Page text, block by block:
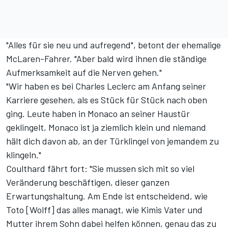
"Alles für sie neu und aufregend", betont der ehemalige
McLaren-Fahrer. "Aber bald wird ihnen die ständige
Aufmerksamkeit auf die Nerven gehen."
"Wir haben es bei Charles Leclerc am Anfang seiner
Karriere gesehen, als es Stück für Stück nach oben
ging. Leute haben in Monaco an seiner Haustür
geklingelt, Monaco ist ja ziemlich klein und niemand
hält dich davon ab, an der Türklingel von jemandem zu
klingeln."
Coulthard fährt fort: "Sie mussen sich mit so viel
Veränderung beschäftigen, dieser ganzen
Erwartungshaltung. Am Ende ist entscheidend, wie
Toto [Wolff] das alles managt, wie Kimis Vater und
Mutter ihrem Sohn dabei helfen können, genau das zu